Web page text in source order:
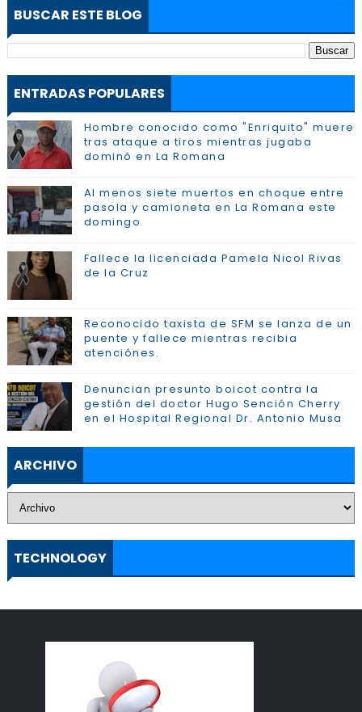
BUSCAR ESTE BLOG
ENTRADAS POPULARES
Hombre conocido como "Enriquito" muere
tras ataque a tiros mientras jugaba
dominó en La Romana
Al menos siete muertos en choque entre
pasola y camioneta en La Romana este
domingo
Fallece la licenciada Pamela Nicol Rivas
de la Cruz
Reconocido taxista de SFM se lanza de un
puente y fallece mientras recibia
atenciónes.
Denuncian presunto boicot contra la
gestión del doctor Hugo Sención Cherry
en el Hospital Regional Dr. Antonio Musa
ARCHIVO
TECHNOLOGY